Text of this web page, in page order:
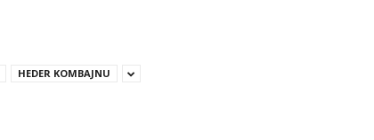
HEDER KOMBAJNU